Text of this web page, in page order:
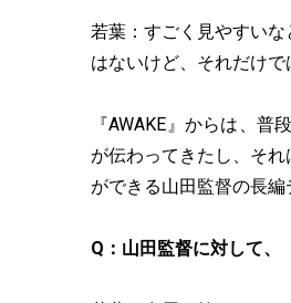
若葉：すごく見やすい
はないけど、それだけで
『AWAKE』からは、
が伝わってきたし、そ
ができる山田監督の長編
Q：山田監督に対して、